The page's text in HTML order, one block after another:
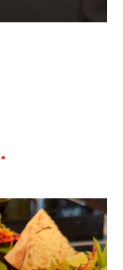
.